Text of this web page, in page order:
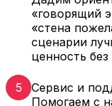
«говорящий
«стена
сценарии
ценность без
5
Сервис и
Помогаем с